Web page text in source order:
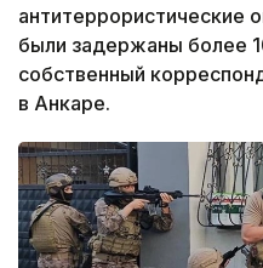
антитеррористические
были задержаны более
собственный
в Анкаре.